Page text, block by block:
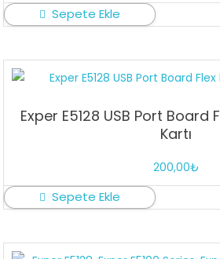
Sepete Ekle
Exper E5128 USB Port Board
Kartı
200,00₺
Sepete Ekle